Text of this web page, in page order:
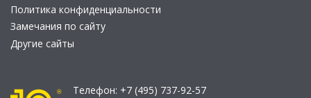
Политика конфиденциальности
Замечания по сайту
Другие сайты
Телефон: +7 (495) 737-92-57